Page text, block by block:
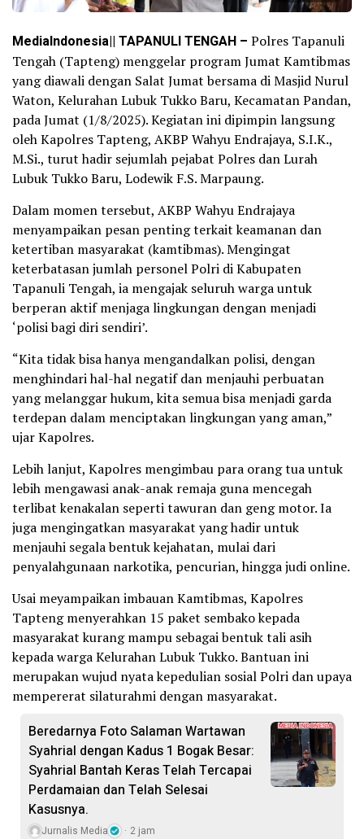
MediaIndonesia|| TAPANULI TENGAH – Polres Tapanuli
Tengah (Tapteng) menggelar program Jumat Kamtibmas
yang diawali dengan Salat Jumat bersama di Masjid Nurul
Waton, Kelurahan Lubuk Tukko Baru, Kecamatan Pandan,
pada Jumat (1/8/2025). Kegiatan ini dipimpin langsung
oleh Kapolres Tapteng, AKBP Wahyu Endrajaya, S.I.K.,
M.Si., turut hadir sejumlah pejabat Polres dan Lurah
Lubuk Tukko Baru, Lodewik F.S. Marpaung.
Dalam momen tersebut, AKBP Wahyu Endrajaya
menyampaikan pesan penting terkait keamanan dan
ketertiban masyarakat (kamtibmas). Mengingat
keterbatasan jumlah personel Polri di Kabupaten
Tapanuli Tengah, ia mengajak seluruh warga untuk
berperan aktif menjaga lingkungan dengan menjadi
‘polisi bagi diri sendiri’.
“Kita tidak bisa hanya mengandalkan polisi, dengan
menghindari hal-hal negatif dan menjauhi perbuatan
yang melanggar hukum, kita semua bisa menjadi garda
terdepan dalam menciptakan lingkungan yang aman,”
ujar Kapolres.
Lebih lanjut, Kapolres mengimbau para orang tua untuk
lebih mengawasi anak-anak remaja guna mencegah
terlibat kenakalan seperti tawuran dan geng motor. Ia
juga mengingatkan masyarakat yang hadir untuk
menjauhi segala bentuk kejahatan, mulai dari
penyalahgunaan narkotika, pencurian, hingga judi online.
Usai meyampaikan imbauan Kamtibmas, Kapolres
Tapteng menyerahkan 15 paket sembako kepada
masyarakat kurang mampu sebagai bentuk tali asih
kepada warga Kelurahan Lubuk Tukko. Bantuan ini
merupakan wujud nyata kepedulian sosial Polri dan upaya
mempererat silaturahmi dengan masyarakat.
Beredarnya Foto Salaman Wartawan
Syahrial dengan Kadus 1 Bogak Besar:
Syahrial Bantah Keras Telah Tercapai
Perdamaian dan Telah Selesai
Kasusnya.
Jurnalis Media 2 jam